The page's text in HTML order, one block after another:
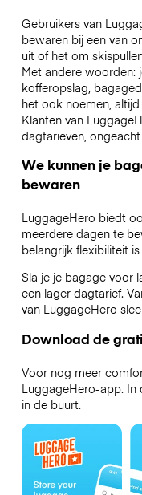
Gebruikers van
bewaren bij een van
uit of het om
Met andere woorden:
kofferopslag,
het ook noemen,
Klanten van
dagtarieven,
We kunnen je
bewaren
LuggageHero biedt
meerdere dagen te
belangrijk flexibiliteit
Sla je je bagage voor
een lager dagtarief.
van LuggageHero
Download de
Voor nog meer
LuggageHero-app. In
in de buurt.